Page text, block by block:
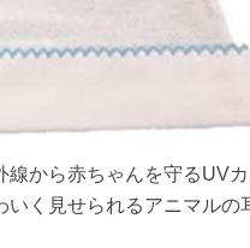
から赤ちゃんを守るUVカ
いく見せられるアニマルの